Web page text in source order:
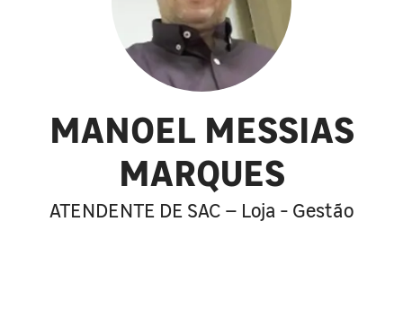
MANOEL MESSIAS
MARQUES
ATENDENTE DE SAC – Loja - Gestão